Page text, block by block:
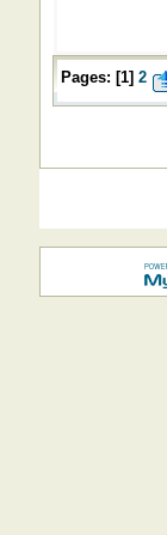
Pages: [1] 2